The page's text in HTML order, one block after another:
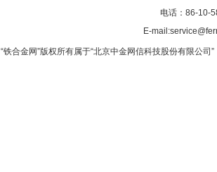
电话：86-10-
E-
“铁合金网”版权所有属于“北京中金网信科技股份有限公司